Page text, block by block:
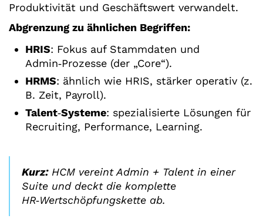
Produktivität und Geschäftswert verwandelt.
Abgrenzung zu ähnlichen Begriffen:
HRIS: Fokus auf Stammdaten und
Admin‑Prozesse (der „Core“).
HRMS: ähnlich wie HRIS, stärker operativ (z.
B. Zeit, Payroll).
Talent‑Systeme: spezialisierte Lösungen für
Recruiting, Performance, Learning.
Kurz:HCM vereint Admin + Talent in einer
Suite und deckt die komplette
HR‑Wertschöpfungskette ab.